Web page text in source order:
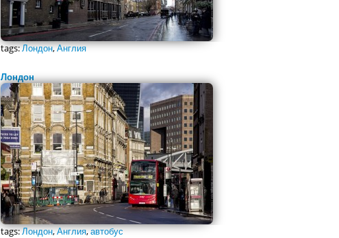
tags:Лондон,Англия
Лондон
tags:Лондон,Англия,автобус